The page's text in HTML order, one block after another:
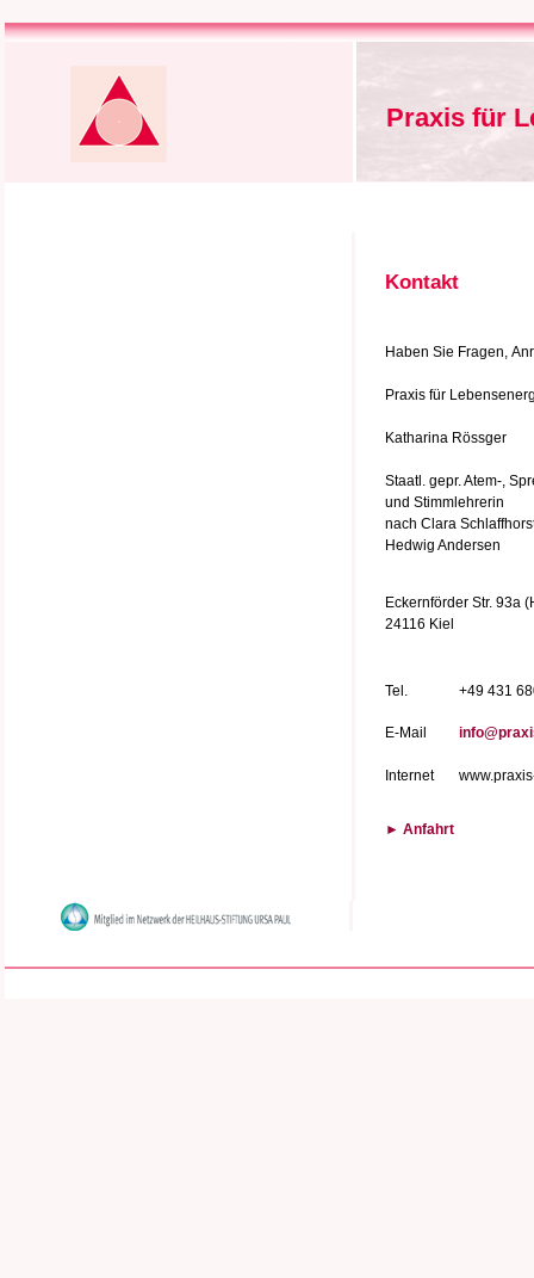
Praxis für
Kontakt
Haben Sie Fragen,
Praxis für
Katharina Rössger
Staatl. gepr. Atem-,
und Stimmlehrerin
nach Clara
Hedwig Andersen
Eckernförder Str. 93a
24116 Kiel
Tel. +49 431
E-Mail
Internet
► Anfahrt